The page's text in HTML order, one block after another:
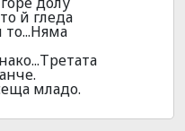
й гледа
то...Няма
младо.